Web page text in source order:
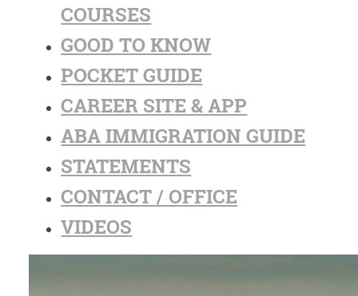
COURSES
GOOD TO KNOW
POCKET GUIDE
CAREER SITE & APP
ABA IMMIGRATION GUIDE
STATEMENTS
CONTACT / OFFICE
VIDEOS